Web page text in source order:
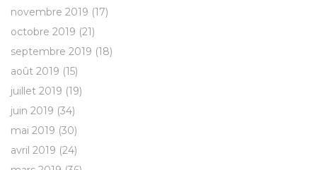
novembre 2019 (17)
octobre 2019 (21)
septembre 2019 (18)
août 2019 (15)
juillet 2019 (19)
juin 2019 (34)
mai 2019 (30)
avril 2019 (24)